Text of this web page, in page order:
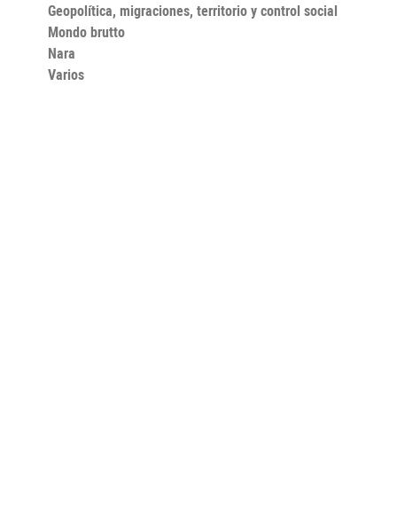
Geopolítica, migraciones, territorio y control social
Mondo brutto
Nara
Varios